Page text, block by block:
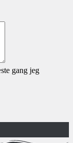
gang jeg